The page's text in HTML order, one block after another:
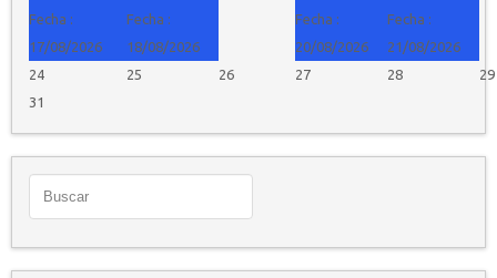
Fecha :
17/08/2026
Fecha :
18/08/2026
Fecha :
20/08/2026
Fecha :
21/08/2026
24 25 26 27 28
29
31